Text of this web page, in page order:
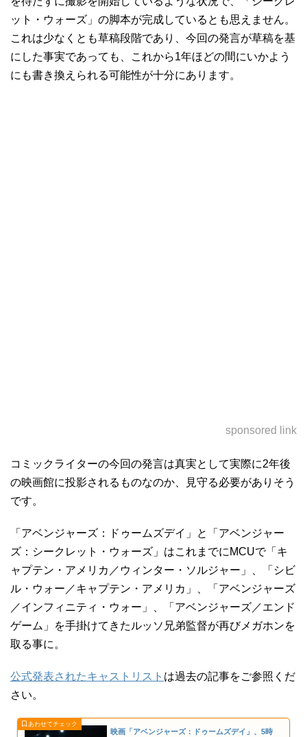
ット・ウォーズ」の脚本が完成しているとも思えません。
これは少なくとも草稿段階であり、今回の発言が草稿を基
にした事実であっても、これから1年ほどの間にいかよう
にも書き換えられる可能性が十分にあります。
sponsored link
コミックライターの今回の発言は真実として実際に2年後
の映画館に投影されるものなのか、見守る必要がありそう
です。
「アベンジャーズ：ドゥームズデイ」と「アベンジャー
ズ：シークレット・ウォーズ」はこれまでにMCUで「キ
ャプテン・アメリカ／ウィンター・ソルジャー」、「シビ
ル・ウォー／キャプテン・アメリカ」、「アベンジャーズ
／インフィニティ・ウォー」、「アベンジャーズ／エンド
ゲーム」を手掛けてきたルッソ兄弟監督が再びメガホンを
取る事に。
公式発表されたキャストリスト は過去の記事をご参照くだ
さい。
映画「アベンジャーズ：ドゥームズデイ」、5時